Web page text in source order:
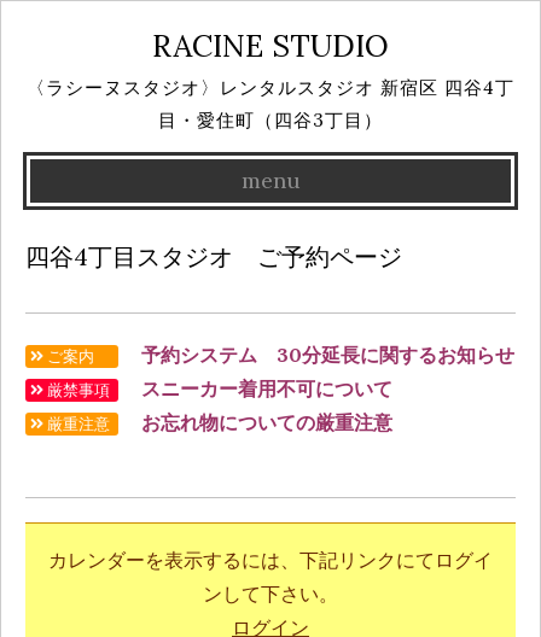
RACINE STUDIO
〈ラシーヌスタジオ〉レンタルスタジオ 新宿区 四谷4丁
目・愛住町（四谷3丁目）
menu
to
content
四谷4丁目スタジオ ご予約ページ
ご案内 予約システム 30分延長に関するお知らせ
厳禁事項 スニーカー着用不可について
厳重注意 お忘れ物についての厳重注意
カレンダーを表示するには、下記リンクにてログイ
ンして下さい。
ログイン